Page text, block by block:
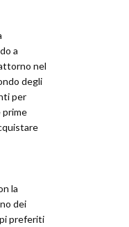
a
nel
degli
per
prime
la
dei
preferiti